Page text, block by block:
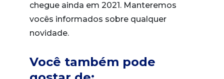
chegue ainda em 2021. Manteremos
vocês informados sobre qualquer
novidade.
Você também pode